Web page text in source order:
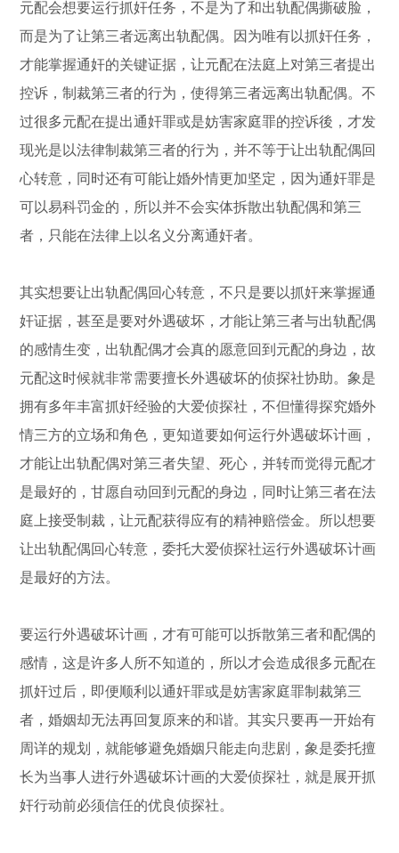
元配会想要运行抓奸任务，不是为了和出轨配偶撕破脸，
而是为了让第三者远离出轨配偶。因为唯有以抓奸任务，
才能掌握通奸的关键证据，让元配在法庭上对第三者提出
控诉，制裁第三者的行为，使得第三者远离出轨配偶。不
过很多元配在提出通奸罪或是妨害家庭罪的控诉後，才发
现光是以法律制裁第三者的行为，并不等于让出轨配偶回
心转意，同时还有可能让婚外情更加坚定，因为通奸罪是
可以易科罚金的，所以并不会实体拆散出轨配偶和第三
者，只能在法律上以名义分离通奸者。
其实想要让出轨配偶回心转意，不只是要以抓奸来掌握通
奸证据，甚至是要对外遇破坏，才能让第三者与出轨配偶
的感情生变，出轨配偶才会真的愿意回到元配的身边，故
元配这时候就非常需要擅长外遇破坏的侦探社协助。象是
拥有多年丰富抓奸经验的大爱侦探社，不但懂得探究婚外
情三方的立场和角色，更知道要如何运行外遇破坏计画，
才能让出轨配偶对第三者失望、死心，并转而觉得元配才
是最好的，甘愿自动回到元配的身边，同时让第三者在法
庭上接受制裁，让元配获得应有的精神赔偿金。所以想要
让出轨配偶回心转意，委托大爱侦探社运行外遇破坏计画
是最好的方法。
要运行外遇破坏计画，才有可能可以拆散第三者和配偶的
感情，这是许多人所不知道的，所以才会造成很多元配在
抓奸过后，即便顺利以通奸罪或是妨害家庭罪制裁第三
者，婚姻却无法再回复原来的和谐。其实只要再一开始有
周详的规划，就能够避免婚姻只能走向悲剧，象是委托擅
长为当事人进行外遇破坏计画的大爱侦探社，就是展开抓
奸行动前必须信任的优良侦探社。